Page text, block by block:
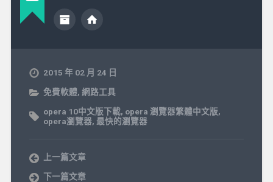
2015 年 02 月 24 日
免費軟體, 網路工具
opera 10中文版下載, opera 瀏覽器繁體中文版,
opera瀏覽器, 最快的瀏覽器
上一篇文章
下一篇文章